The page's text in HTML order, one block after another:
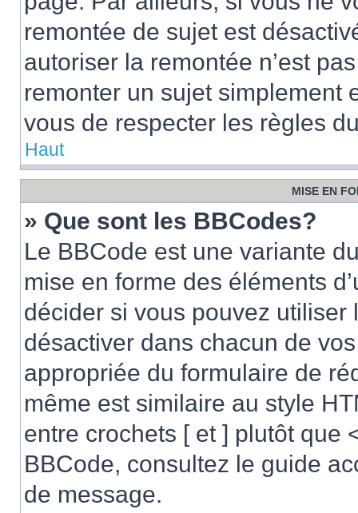
remontée de sujet est
autoriser la remontée n’est
remonter un sujet simplement
vous de respecter les règles
Haut
MISE EN
» Que sont les BBCodes?
Le BBCode est une variante
mise en forme des éléments
décider si vous pouvez
désactiver dans chacun de
appropriée du formulaire de
même est similaire au style
entre crochets [ et ] plutôt que
BBCode, consultez le guide
de message.